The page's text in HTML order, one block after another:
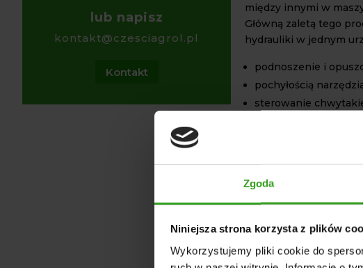
Zgoda
Niniejsza strona korzysta z plików
Wykorzystujemy pliki cookie do
lub napisz
kontakt@czesciagrol.pl
Kontakt
między innymi w
Główną zaletą tego
hydrauliki w jednym
podnoszenie i
pochyłością
sterowanie
Czyni to cały system
GDZIE
JOYSTICK?
Oferowanyjoystick do
różnych branżach. W